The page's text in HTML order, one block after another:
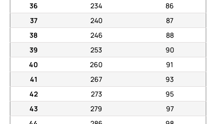
36
234
86
37
240
87
38
246
88
39
253
90
40
260
91
41
267
93
42
273
95
43
279
97